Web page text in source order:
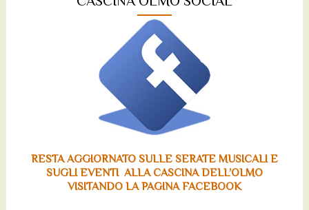
RESTA AGGIORNATO SULLE SERATE MUSICALI E
SUGLI EVENTI ALLA CASCINA DELL’OLMO
VISITANDO LA PAGINA FACEBOOK